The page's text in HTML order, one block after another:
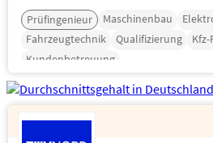
Prüfingenieur Maschinenbau
Fahrzeugtechnik
Qualifizierung
Kundenbetreuung